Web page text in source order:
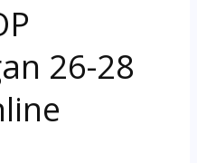
26-28